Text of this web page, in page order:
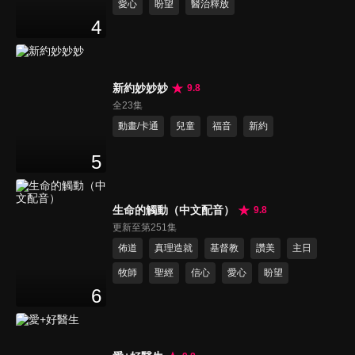
4
愛心 盼望 醫治釋放
5
新約妙妙妙
9.8
全23集
動畫/卡通
兒童 福音 新約
6
生命的觸動（中文配音）
9.8
更新至第251集
佈道
真理造就 基督教 讚美 主日
牧師 聖經 信心 愛心 盼望